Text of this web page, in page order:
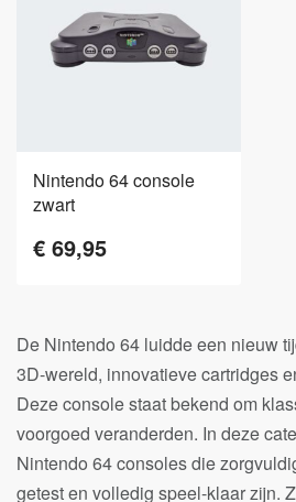
Nintendo 64 console
zwart
€ 69,95
De Nintendo 64 luidde een nieuw
3D-wereld, innovatieve cartridges
Deze console staat bekend om
voorgoed veranderden. In deze
Nintendo 64 consoles die
getest en volledig speel-klaar zijn.